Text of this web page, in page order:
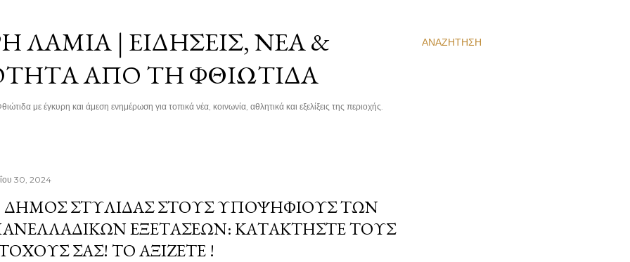
ΑΝΑΖΉΤΗΣΗ
ΛΑΜΊΑ | ΕΙΔΉΣΕΙΣ, ΝΈΑ &
ΑΠΌ ΤΗ ΦΘΙΏΤΙΔΑ
με έγκυρη και άμεση ενημέρωση για τοπικά νέα, κοινωνία, αθλητικά και εξελίξεις της περιοχής.
30, 2024
ΔΉΜΟΣ ΣΤΥΛΊΔΑΣ ΣΤΟΥΣ ΥΠΟΨΉΦΙΟΥΣ ΤΩΝ
ΕΞΕΤΆΣΕΩΝ: KΑΤΑΚΤΉΣΤΕ ΤΟΥΣ
ΣΑΣ! ΤΟ ΑΞΙΖΕΤΕ !